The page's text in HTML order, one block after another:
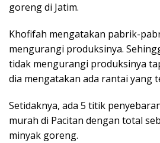
goreng di Jatim.
Khofifah mengatakan pabrik-
mengurangi produksinya.
tidak mengurangi produksinya
dia mengatakan ada rantai yang
Setidaknya, ada 5 titik
murah di Pacitan dengan total
minyak goreng.